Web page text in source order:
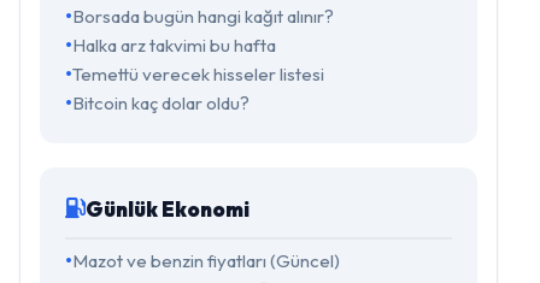
Borsada bugün hangi kağıt alınır?
Halka arz takvimi bu hafta
Temettü verecek hisseler listesi
Bitcoin kaç dolar oldu?
Günlük Ekonomi
Mazot ve benzin fiyatları (Güncel)